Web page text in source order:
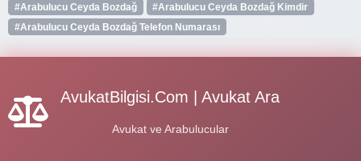
#Arabulucu Ceyda Bozdağ
#Arabulucu Ceyda Bozdağ Kimdir
#Arabulucu Ceyda Bozdağ Telefon Numarası
AvukatBilgisi.Com | Avukat Ara
Avukat ve Arabulucular